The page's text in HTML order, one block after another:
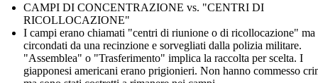
CAMPI DI CONCENTRAZIONE vs. "CENTRI DI
RICOLLOCAZIONE"
I campi erano chiamati "centri di riunione o di ricollocazione" ma
circondati da una recinzione e sorvegliati dalla polizia militare.
"Assemblea" o "Trasferimento" implica la raccolta per scelta. I
giapponesi americani erano prigionieri. Non hanno commesso